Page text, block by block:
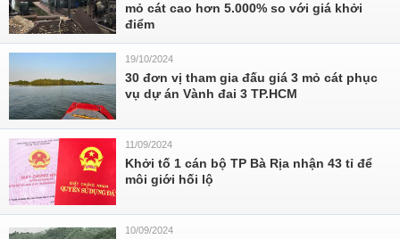
mỏ cát cao hơn 5.000% so với giá khởi
điểm
19/10/2024
30 đơn vị tham gia đấu giá 3 mỏ cát phục
vụ dự án Vành đai 3 TP.HCM
11/09/2024
Khởi tố 1 cán bộ TP Bà Rịa nhận 43 tỉ để
môi giới hối lộ
10/09/2024